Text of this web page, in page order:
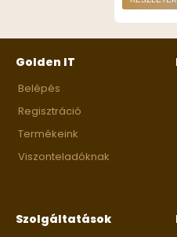
Golden IT
Belépés
Regisztráció
Termékeink
Viszonteladóknak
Szolgáltatások